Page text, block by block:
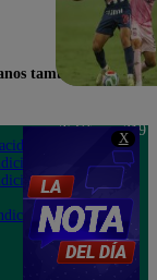
X
también en
Teléfono: 219
Av. San
Felipe 968
Jesús María